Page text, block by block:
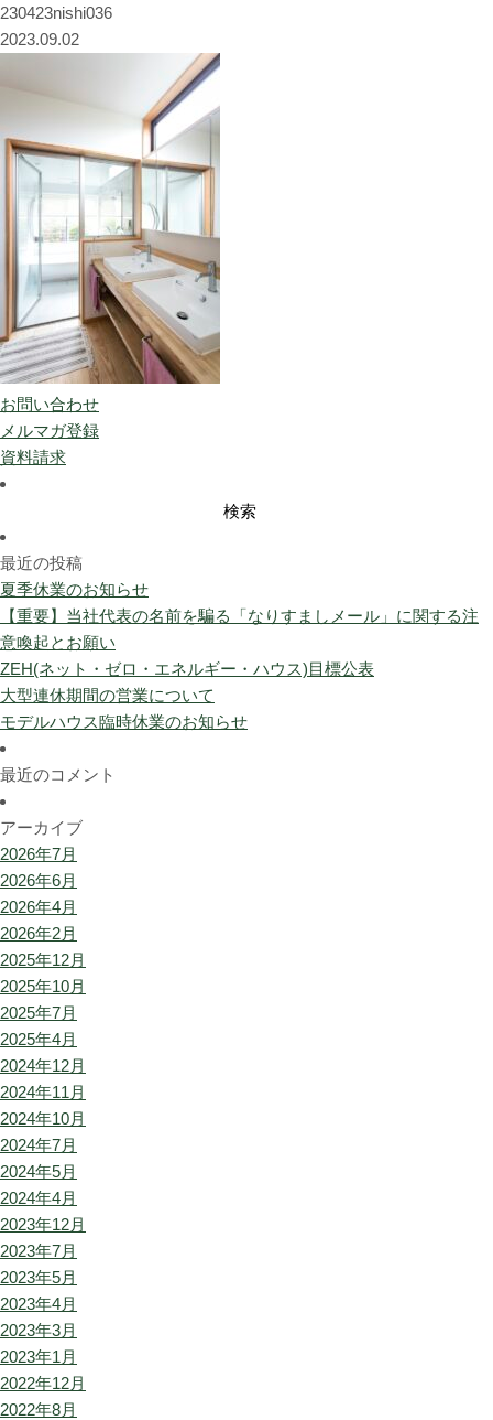
230423nishi036
2023.09.02
お問い合わせ
メルマガ登録
資料請求
索:
最近の投稿
夏季休業のお知らせ
【重要】当社代表の名前を騙る「なりすましメール」に関する注
意喚起とお願い
ZEH(ネット・ゼロ・エネルギー・ハウス)目標公表
大型連休期間の営業について
モデルハウス臨時休業のお知らせ
最近のコメント
アーカイブ
2026年7月
2026年6月
2026年4月
2026年2月
2025年12月
2025年10月
2025年7月
2025年4月
2024年12月
2024年11月
2024年10月
2024年7月
2024年5月
2024年4月
2023年12月
2023年7月
2023年5月
2023年4月
2023年3月
2023年1月
2022年12月
2022年8月